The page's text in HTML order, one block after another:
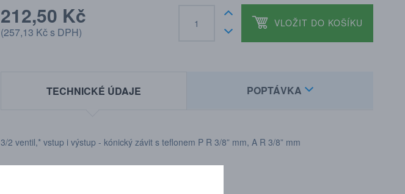
212,50 Kč
(257,13 Kčs DPH)
VLOŽIT DO KOŠÍKU
TECHNICKÉ ÚDAJE POPTÁVKA
3/2 ventil,* vstup i výstup - kónický závit s teflonem P R 3/8” mm, A R 3/8” mm